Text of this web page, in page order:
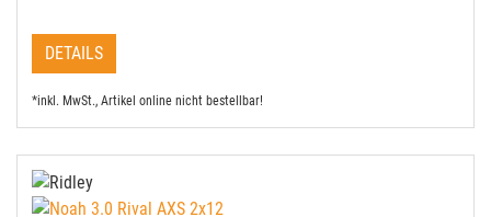
DETAILS
*inkl. MwSt., Artikel online nicht bestellbar!